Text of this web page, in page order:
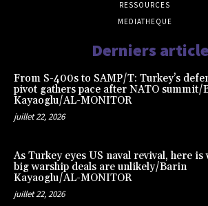
RESSOURCES
MEDIATHEQUE
Derniers
From S-400s to SAMP/T: Turkey’s
pivot gathers pace after NATO summit/
Kayaoglu/AL-MONITOR
juillet 22, 2026
As Turkey eyes US naval revival, here is
big warship deals are unlikely/Barin
Kayaoglu/AL-MONITOR
juillet 22, 2026